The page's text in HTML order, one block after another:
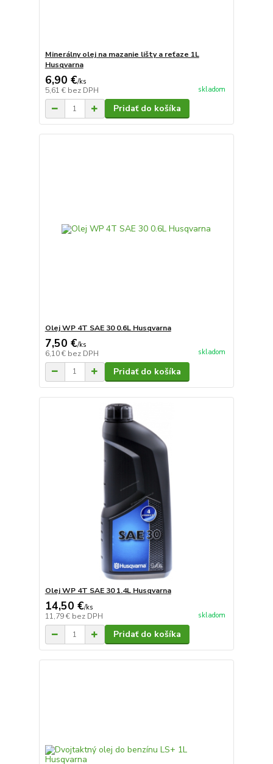
Minerálny olej na mazanie lišty a reťaze 1L
Husqvarna
6,90 €/ks
5,61 € bez DPH skladom
Pridať do košíka
Olej WP 4T SAE 30 0.6L Husqvarna
7,50 €/ks
6,10 € bez DPH skladom
Pridať do košíka
Olej WP 4T SAE 30 1.4L Husqvarna
14,50 €/ks
11,79 € bez DPH skladom
Pridať do košíka